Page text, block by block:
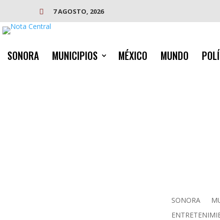
 7 AGOSTO, 2026
SONORA MUNICIPIOS MÉXICO MUNDO
SONORA